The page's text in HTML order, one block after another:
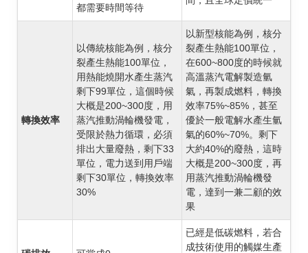
都需要時間等待
轉換效率
以傳統核能為例，核分
裂產生熱能100單位，
用熱能燒開水產生蒸汽
剩下99單位，這個時候
大概是200~300度，用
蒸汽推動渦輪機發電，
受限於熱力循環，必須
排出大量廢熱，剩下33
單位，電力送到用戶端
剩下30單位，轉換效率
30%
以新型核能為例，核分
裂產生熱能100單位，
在600~800度的時候就
高溫蒸汽電解製造氫
氣，再製成燃料，轉換
效率75%~85%，甚至
優於一般電解水產生氫
氣的60%~70%。剩下
大約40%的廢熱，這時
大概是200~300度，再
用蒸汽推動渦輪機發
電，達到一兼二顧的效
果
已經是低碳燃料，若合
成技術使用的觸媒生產